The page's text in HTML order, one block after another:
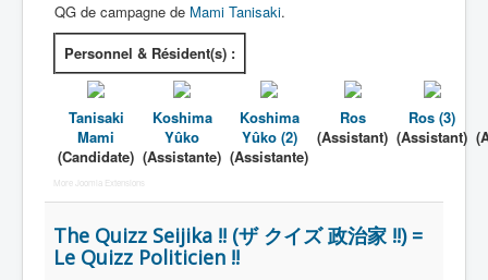
QG de campagne de Mami Tanisaki.
Personnel & Résident(s) :
Tanisaki
Mami
(Candidate)
Koshima
Yûko
(Assistante)
Koshima
Yûko (2)
(Assistante)
Ros
(Assistant)
Ros (3)
(Assistant)
More Joomla Extensions
The Quizz Seijika !! (ザ クイズ 政治家 !!) =
Le Quizz Politicien !!